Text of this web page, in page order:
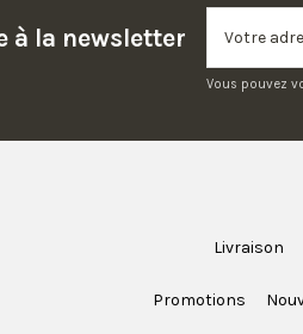
à la newsletter
Vous pouvez
Livraison
Promotions